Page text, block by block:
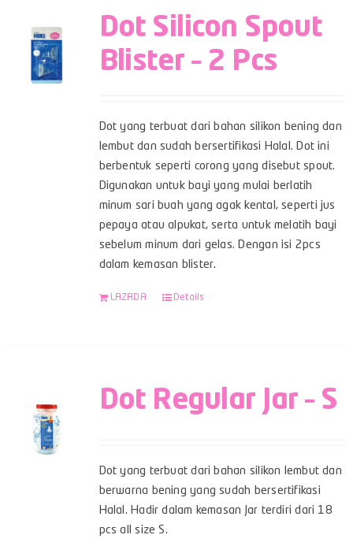
Dot Silicon Spout
Blister – 2 Pcs
Dot yang terbuat dari bahan silikon bening dan
lembut dan sudah bersertifikasi Halal. Dot ini
berbentuk seperti corong yang disebut spout.
Digunakan untuk bayi yang mulai berlatih
minum sari buah yang agak kental, seperti jus
pepaya atau alpukat, serta untuk melatih bayi
sebelum minum dari gelas. Dengan isi 2pcs
dalam kemasan blister.
LAZADA Details
Dot Regular Jar – S
Dot yang terbuat dari bahan silikon lembut dan
berwarna bening yang sudah bersertifikasi
Halal. Hadir dalam kemasan Jar terdiri dari 18
pcs all size S.